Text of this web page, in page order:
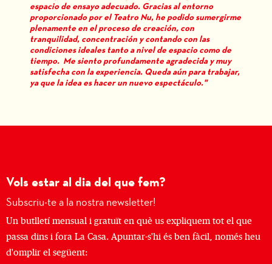
espacio de ensayo adecuado. Gracias al entorno
proporcionado por el Teatro Nu, he podido sumergirme
plenamente en el proceso de creación, con
tranquilidad, concentración y contando con las
condiciones ideales tanto a nivel de espacio como de
tiempo. Me siento profundamente agradecida y muy
satisfecha con la experiencia. Queda aún para trabajar,
ya que la idea es hacer un nuevo espectáculo."
Vols estar al dia del que fem?
Subscriu-te a la nostra newsletter!
Un butlletí mensual i gratuït en què us expliquem tot el que
passa dins i fora La Casa. Apuntar-s'hi és ben fàcil, només heu
d'omplir el següent: